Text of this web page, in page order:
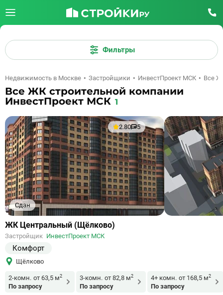
Фильтры
Недвижимость в Москве Застройщики ИнвестПроект МСК Все
Все ЖК строительной компании
ИнвестПроект МСК 1
Сдан
2.80 5
Ссылка
объект
ЖК Центральный (Щёлково)
Застройщик ИнвестПроект МСК
Комфорт
Щёлково
2-комн. от 63,5 м2
По запросу
3-комн. от 82,8 м2
По запросу
4+ комн. от 168,5 м2
По запросу